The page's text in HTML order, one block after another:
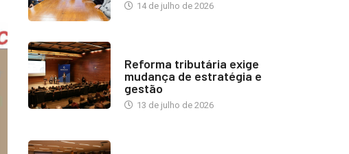
14 de julho de 2026
Reforma tributária exige
mudança de estratégia e
gestão
13 de julho de 2026